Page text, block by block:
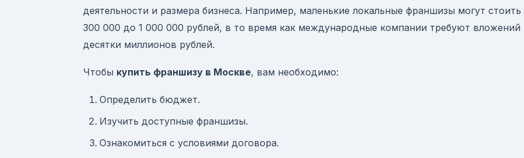
деятельности и размера бизнеса. Например, маленькие локальные франшизы могут стоить
300 000 до 1 000 000 рублей, в то время как международные компании требуют вложений
десятки миллионов рублей.
Чтобы купить франшизу в Москве, вам необходимо:
Определить бюджет.
Изучить доступные франшизы.
Ознакомиться с условиями договора.